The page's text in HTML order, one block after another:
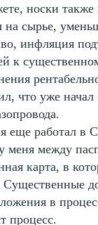
носки также
сырье,
инфляция
к
что уже начал
еще работал в
меня между
карта, в
Существенные
в
процесс.